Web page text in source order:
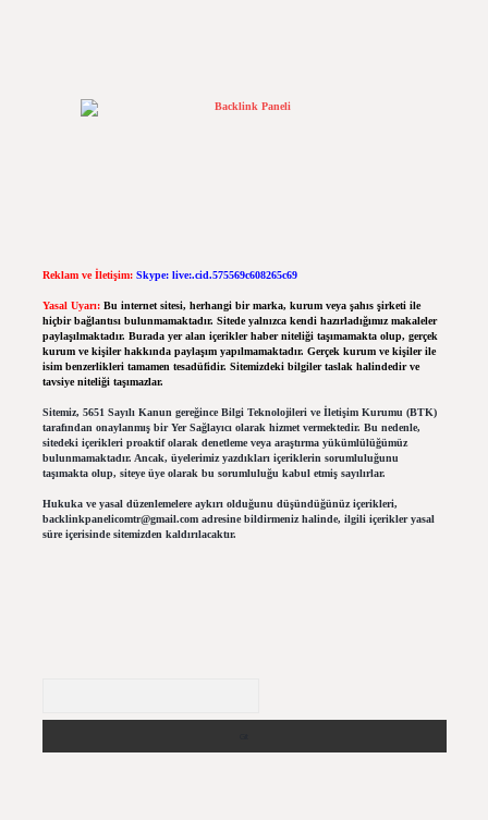
Reklam ve İletişim: Skype: live:.cid.575569c608265c69
Yasal Uyarı: Bu internet sitesi, herhangi bir marka, kurum veya şahıs şirketi ile
hiçbir bağlantısı bulunmamaktadır. Sitede yalnızca kendi hazırladığımız makaleler
paylaşılmaktadır. Burada yer alan içerikler haber niteliği taşımamakta olup, gerçek
kurum ve kişiler hakkında paylaşım yapılmamaktadır. Gerçek kurum ve kişiler ile
isim benzerlikleri tamamen tesadüfidir. Sitemizdeki bilgiler taslak halindedir ve
tavsiye niteliği taşımazlar.
Sitemiz, 5651 Sayılı Kanun gereğince Bilgi Teknolojileri ve İletişim Kurumu (BTK)
tarafından onaylanmış bir Yer Sağlayıcı olarak hizmet vermektedir. Bu nedenle,
sitedeki içerikleri proaktif olarak denetleme veya araştırma yükümlülüğümüz
bulunmamaktadır. Ancak, üyelerimiz yazdıkları içeriklerin sorumluluğunu
taşımakta olup, siteye üye olarak bu sorumluluğu kabul etmiş sayılırlar.
Hukuka ve yasal düzenlemelere aykırı olduğunu düşündüğünüz içerikleri,
backlinkpanelicomtr@gmail.comadresine bildirmeniz halinde, ilgili içerikler yasal
süre içerisinde sitemizden kaldırılacaktır.